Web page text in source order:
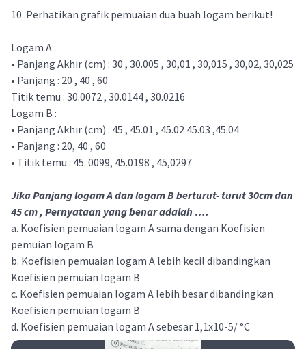
10 .Perhatikan grafik pemuaian dua buah logam berikut!
Logam A :
• Panjang Akhir (cm) : 30 , 30.005 , 30,01 , 30,015 , 30,02, 30,025
• Panjang : 20 , 40 , 60
Titik temu : 30.0072 , 30.0144 , 30.0216
Logam B :
• Panjang Akhir (cm) : 45 , 45.01 , 45.02 45.03 ,45.04
• Panjang : 20, 40 , 60
• Titik temu : 45. 0099, 45.0198 , 45,0297
Jika Panjang logam A dan logam B berturut- turut 30cm dan
45 cm , Pernyataan yang benar adalah ….
a. Koefisien pemuaian logam A sama dengan Koefisien
pemuian logam B
b. Koefisien pemuaian logam A lebih kecil dibandingkan
Koefisien pemuian logam B
c. Koefisien pemuaian logam A lebih besar dibandingkan
Koefisien pemuian logam B
d. Koefisien pemuaian logam A sebesar 1,1x10-5/ °C